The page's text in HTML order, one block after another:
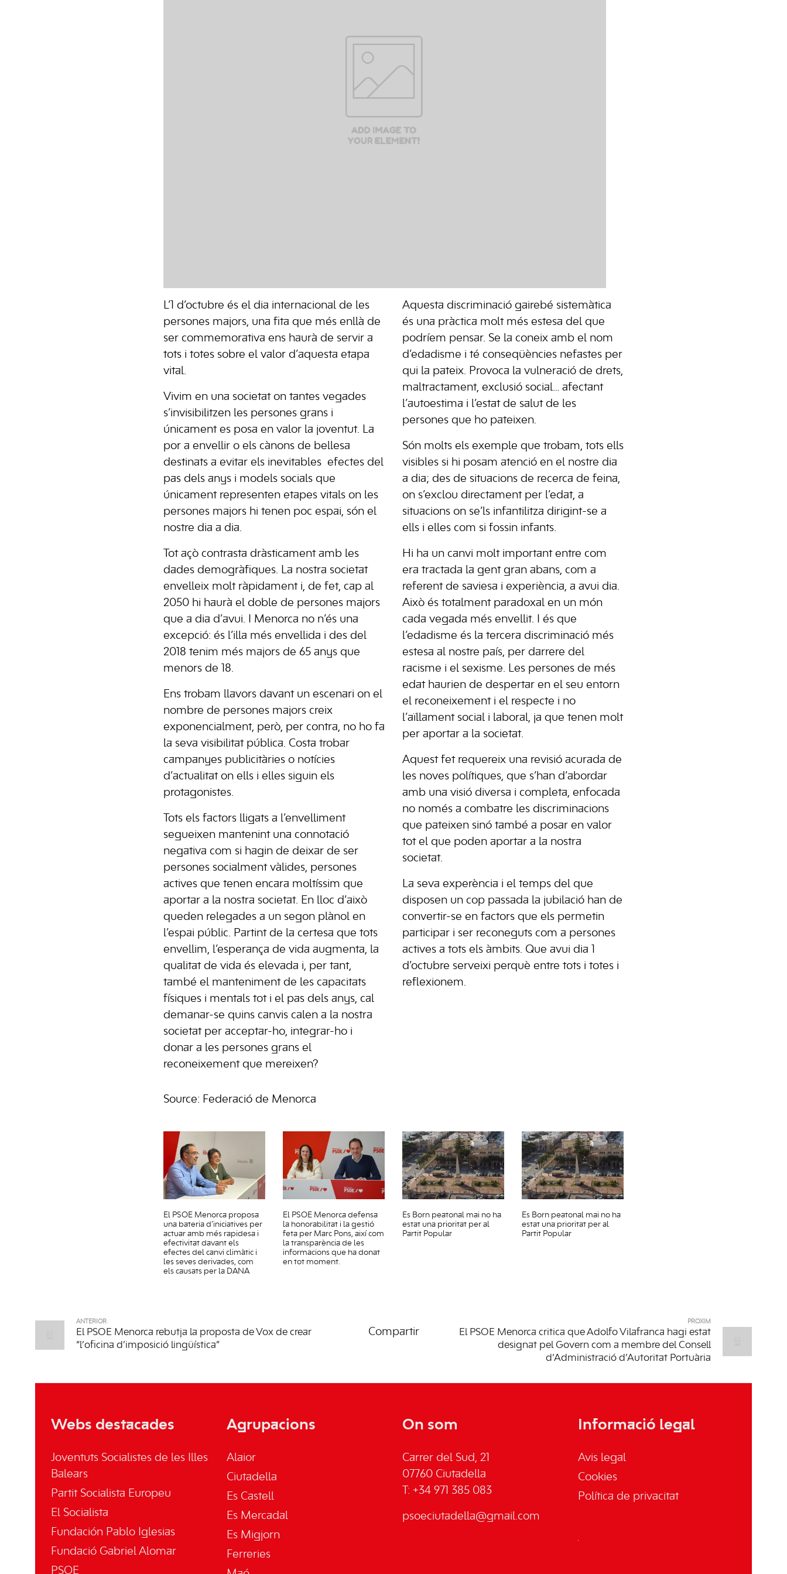
L’1 d’octubre és el dia internacional de les
persones majors, una fita que més enllà de
ser commemorativa ens haurà de servir a
tots i totes sobre el valor d’aquesta etapa
vital.
Vivim en una societat on tantes vegades
s’invisibilitzen les persones grans i
únicament es posa en valor la joventut. La
por a envellir o els cànons de bellesa
destinats a evitar els inevitables efectes del
pas dels anys i models socials que
únicament representen etapes vitals on les
persones majors hi tenen poc espai, són el
nostre dia a dia.
Tot açò contrasta dràsticament amb les
dades demogràfiques. La nostra societat
envelleix molt ràpidament i, de fet, cap al
2050 hi haurà el doble de persones majors
que a dia d’avui. I Menorca no n’és una
excepció: és l’illa més envellida i des del
2018 tenim més majors de 65 anys que
menors de 18.
Ens trobam llavors davant un escenari on el
nombre de persones majors creix
exponencialment, però, per contra, no ho fa
la seva visibilitat pública. Costa trobar
campanyes publicitàries o notícies
d’actualitat on ells i elles siguin els
protagonistes.
Tots els factors lligats a l’envelliment
segueixen mantenint una connotació
negativa com si hagin de deixar de ser
persones socialment vàlides, persones
actives que tenen encara moltíssim que
aportar a la nostra societat. En lloc d’això
queden relegades a un segon plànol en
l’espai públic. Partint de la certesa que tots
envellim, l’esperança de vida augmenta, la
qualitat de vida és elevada i, per tant,
també el manteniment de les capacitats
físiques i mentals tot i el pas dels anys, cal
demanar-se quins canvis calen a la nostra
societat per acceptar-ho, integrar-ho i
donar a les persones grans el
reconeixement que mereixen?
Aquesta discriminació gairebé sistemàtica
és una pràctica molt més estesa del que
podríem pensar. Se la coneix amb el nom
d’edadisme i té conseqüències nefastes per
qui la pateix. Provoca la vulneració de drets,
maltractament, exclusió social… afectant
l’autoestima i l’estat de salut de les
persones que ho pateixen.
Són molts els exemple que trobam, tots ells
visibles si hi posam atenció en el nostre dia
a dia; des de situacions de recerca de feina,
on s’exclou directament per l’edat, a
situacions on se’ls infantilitza dirigint-se a
ells i elles com si fossin infants.
Hi ha un canvi molt important entre com
era tractada la gent gran abans, com a
referent de saviesa i experiència, a avui dia.
Això és totalment paradoxal en un món
cada vegada més envellit. I és que
l’edadisme és la tercera discriminació més
estesa al nostre país, per darrere del
racisme i el sexisme. Les persones de més
edat haurien de despertar en el seu entorn
el reconeixement i el respecte i no
l’aïllament social i laboral, ja que tenen molt
per aportar a la societat.
Aquest fet requereix una revisió acurada de
les noves polítiques, que s’han d’abordar
amb una visió diversa i completa, enfocada
no només a combatre les discriminacions
que pateixen sinó també a posar en valor
tot el que poden aportar a la nostra
societat.
La seva experència i el temps del que
disposen un cop passada la jubilació han de
convertir-se en factors que els permetin
participar i ser reconeguts com a persones
actives a tots els àmbits. Que avui dia 1
d’octubre serveixi perquè entre tots i totes i
reflexionem.
Source: Federació de Menorca
El PSOE Menorca proposa
una bateria d’iniciatives per
actuar amb més rapidesa i
efectivitat davant els
efectes del canvi climàtic i
les seves derivades, com
els causats per la DANA
El PSOE Menorca defensa
la honorabilitat i la gestió
feta per Marc Pons, així com
la transparència de les
informacions que ha donat
en tot moment.
Es Born peatonal mai no ha
estat una prioritat per al
Partit Popular
Es Born peatonal mai no ha
estat una prioritat per al
Partit Popular
ANTERIOR
El PSOE Menorca rebutja la proposta de Vox de crear
“l’oficina d’imposició lingüística”
Compartir
PRÒXIM
El PSOE Menorca critica que Adolfo Vilafranca hagi estat
designat pel Govern com a membre del Consell
d’Administració d’Autoritat Portuària
Webs destacades
Joventuts Socialistes de les Illes
Balears
Partit Socialista Europeu
El Socialista
Fundación Pablo Iglesias
Fundació Gabriel Alomar
PSOE
Agrupacions
Alaior
Ciutadella
Es Castell
Es Mercadal
Es Migjorn
Ferreries
On som
Carrer del Sud, 21
07760 Ciutadella
T: +34 971 385 083
psoeciutadella@gmail.com
Informació legal
Avis legal
Cookies
Política de privacitat